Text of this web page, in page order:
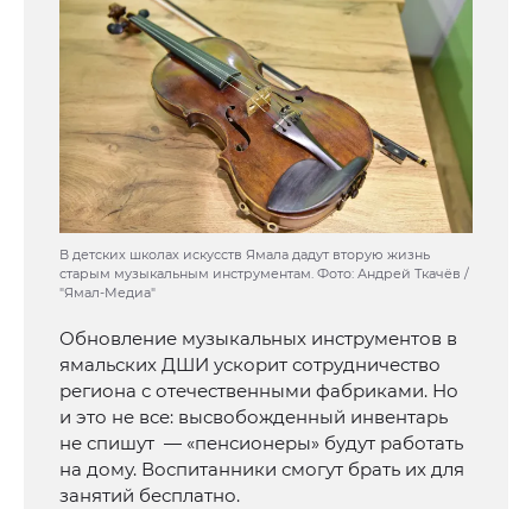
В детских школах искусств Ямала дадут вторую жизнь
старым музыкальным инструментам. Фото: Андрей Ткачёв /
"Ямал-Медиа"
Обновление музыкальных инструментов в
ямальских ДШИ ускорит сотрудничество
региона с отечественными фабриками. Но
и это не все: высвобожденный инвентарь
не спишут — «пенсионеры» будут работать
на дому. Воспитанники смогут брать их для
занятий бесплатно.